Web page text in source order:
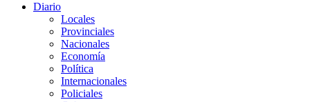
Diario
Locales
Provinciales
Nacionales
Economía
Política
Internacionales
Policiales